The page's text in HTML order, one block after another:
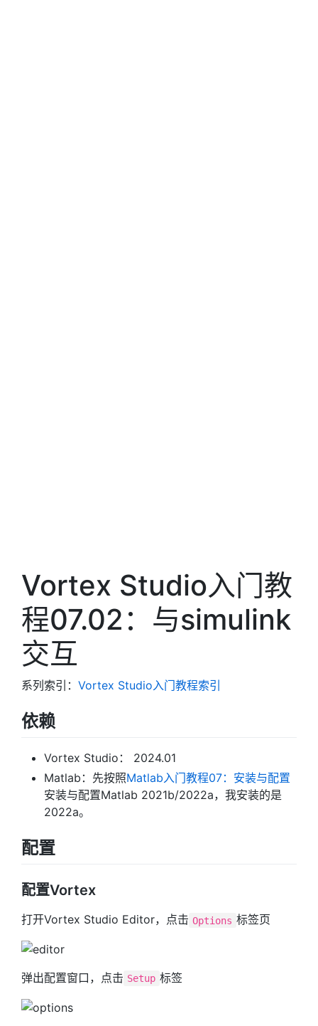
Vortex Studio入门教
程07.02：与simulink
交互
系列索引： Vortex Studio入门教程索引
依赖
Vortex Studio： 2024.01
Matlab：先按照Matlab入门教程07：安装与配置
安装与配置Matlab 2021b/2022a，我安装的是
2022a。
配置
配置Vortex
打开Vortex Studio Editor，点击 Options 标签页
弹出配置窗口，点击 Setup 标签